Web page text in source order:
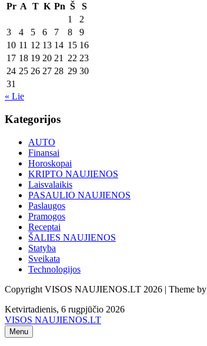
Pr A T K Pn Š
S
1
2
3
4 5 6 7 8
9
10 11 12 13 14 15 16
17 18 19 20 21 22 23
24 25 26 27 28 29 30
31
« Lie
Kategorijos
AUTO
Finansai
Horoskopai
KRIPTO NAUJIENOS
Laisvalaikis
PASAULIO NAUJIENOS
Paslaugos
Pramogos
Receptai
ŠALIES NAUJIENOS
Statyba
Sveikata
Technologijos
Copyright VISOS NAUJIENOS.LT 2026 | Theme by
Ketvirtadienis, 6 rugpjūčio 2026
VISOS NAUJIENOS.LT
Menu